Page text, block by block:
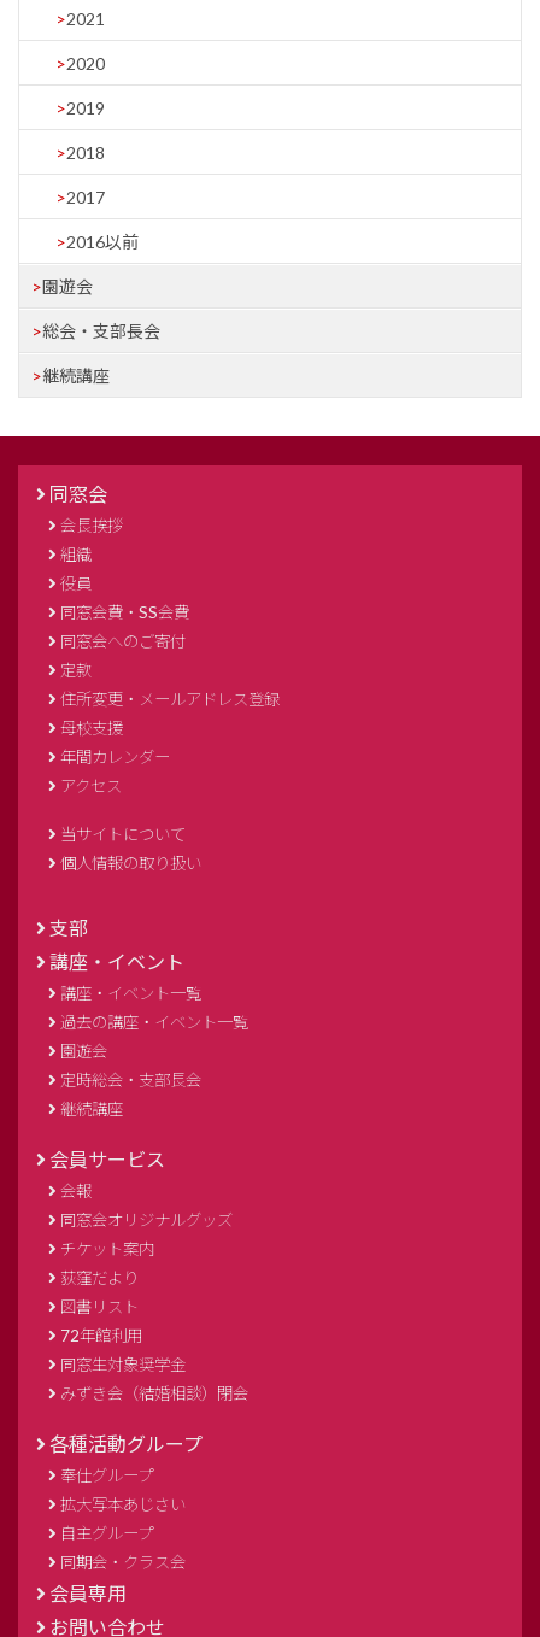
2021
2020
2019
2018
2017
2016以前
園遊会
総会・支部長会
継続講座
同窓会
会長挨拶
組織
役員
同窓会費・SS会費
同窓会へのご寄付
定款
住所変更・メールアドレス登録
母校支援
年間カレンダー
アクセス
当サイトについて
個人情報の取り扱い
支部
講座・イベント
講座・イベント一覧
過去の講座・イベント一覧
園遊会
定時総会・支部長会
継続講座
会員サービス
会報
同窓会オリジナルグッズ
チケット案内
荻窪だより
図書リスト
72年館利用
同窓生対象奨学金
みずき会（結婚相談）閉会
各種活動グループ
奉仕グループ
拡大写本あじさい
自主グループ
同期会・クラス会
会員専用
お問い合わせ